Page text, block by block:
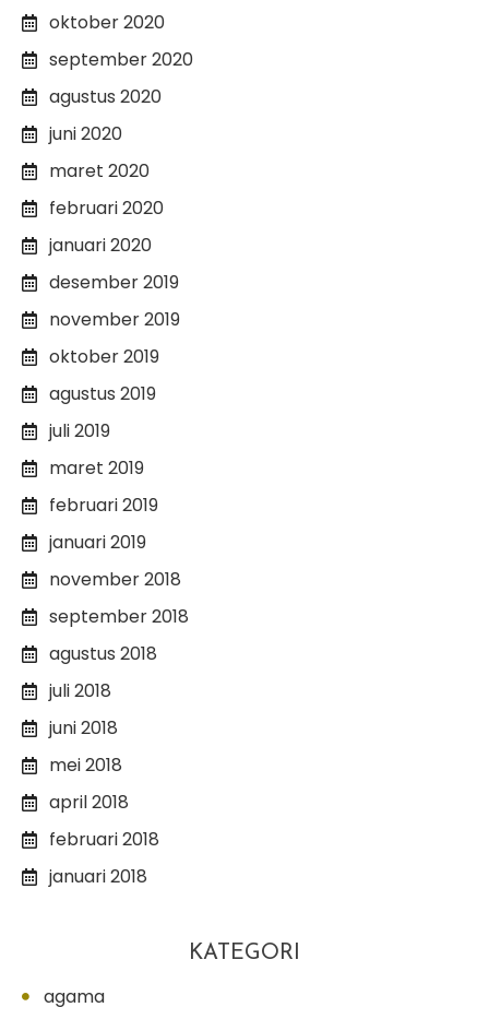
oktober 2020
september 2020
agustus 2020
juni 2020
maret 2020
februari 2020
januari 2020
desember 2019
november 2019
oktober 2019
agustus 2019
juli 2019
maret 2019
februari 2019
januari 2019
november 2018
september 2018
agustus 2018
juli 2018
juni 2018
mei 2018
april 2018
februari 2018
januari 2018
KATEGORI
agama